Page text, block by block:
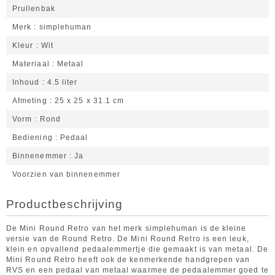
Prullenbak
Merk simplehuman
Kleur Wit
Materiaal Metaal
Inhoud 4.5 liter
Afmeting 25 x 25 x 31.1 cm
Vorm Rond
Bediening Pedaal
Binnenemmer Ja
Voorzien van binnenemmer
Productbeschrijving
De Mini Round Retro van het merk simplehuman is de kleine
versie van de Round Retro. De Mini Round Retro is een leuk,
klein en opvallend pedaalemmertje die gemaakt is van metaal. De
Mini Round Retro heeft ook de kenmerkende handgrepen van
RVS en een pedaal van metaal waarmee de pedaalemmer goed te